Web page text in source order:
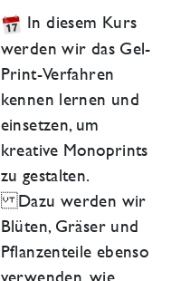
In diesem Kurs
werden wir das Gel-
Print-Verfahren
kennen lernen und
einsetzen, um
kreative Monoprints
zu gestalten.
Dazu werden wir
Blüten, Gräser und
Pflanzenteile ebenso
verwenden, wie